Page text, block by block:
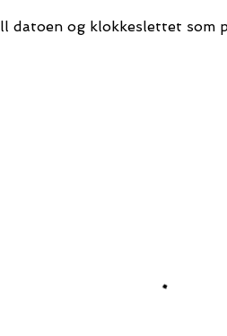
datoen og klokkeslettet som